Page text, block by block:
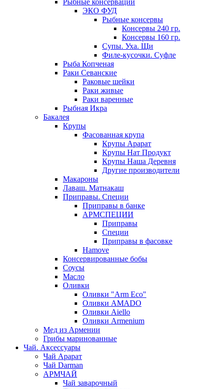
Рыбные консервации
ЭКО ФУД
Рыбные консервы
Консервы 240 гр.
Консервы 160 гр.
Супы. Уха. Щи
Филе-кусочки. Суфле
Рыба Копченая
Раки Севанские
Раковые шейки
Раки живые
Раки варенные
Рыбная Икра
Бакалея
Крупы
Фасованная крупа
Крупы Арарат
Крупы Нат Продукт
Крупы Наша Деревня
Другие производители
Макароны
Лаваш. Матнакаш
Приправы. Специи
Приправы в банке
АРМСПЕЦИИ
Приправы
Специи
Приправы в фасовке
Hamove
Консервированные бобы
Соусы
Масло
Оливки
Оливки "Arm Eco"
Оливки AMADO
Оливки Aiello
Оливки Armenium
Мед из Армении
Грибы маринованные
Чай. Аксессуары
Чай Арарат
Чай Darman
АРМЧАЙ
Чай заварочный